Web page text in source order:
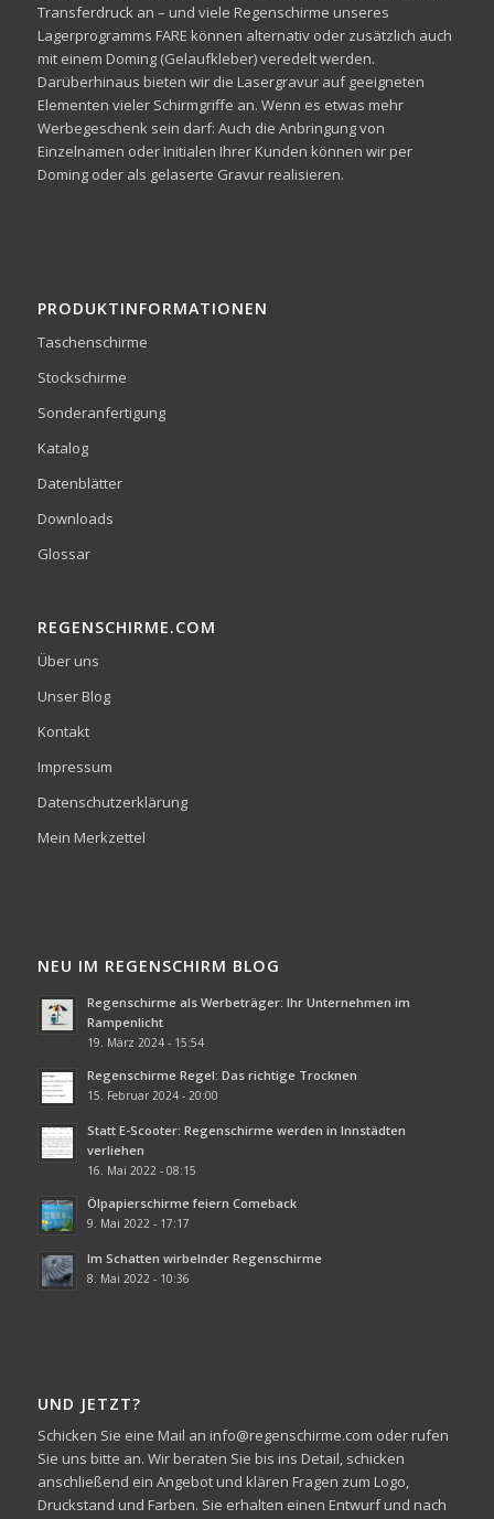
Transferdruck an – und viele Regenschirme unseres
Lagerprogramms FARE können alternativ oder zusätzlich auch
mit einem Doming (Gelaufkleber) veredelt werden.
Darüberhinaus bieten wir die Lasergravur auf geeigneten
Elementen vieler Schirmgriffe an. Wenn es etwas mehr
Werbegeschenk sein darf: Auch die Anbringung von
Einzelnamen oder Initialen Ihrer Kunden können wir per
Doming oder als gelaserte Gravur realisieren.
PRODUKTINFORMATIONEN
Taschenschirme
Stockschirme
Sonderanfertigung
Katalog
Datenblätter
Downloads
Glossar
REGENSCHIRME.COM
Über uns
Unser Blog
Kontakt
Impressum
Datenschutzerklärung
Mein Merkzettel
NEU IM REGENSCHIRM BLOG
Regenschirme als Werbeträger: Ihr Unternehmen im
Rampenlicht
19. März 2024 - 15:54
Regenschirme Regel: Das richtige Trocknen
15. Februar 2024 - 20:00
Statt E-Scooter: Regenschirme werden in Innstädten
verliehen
16. Mai 2022 - 08:15
Ölpapierschirme feiern Comeback
9. Mai 2022 - 17:17
Im Schatten wirbelnder Regenschirme
8. Mai 2022 - 10:36
UND JETZT?
Schicken Sie eine Mail an info@regenschirme.com oder rufen
Sie uns bitte an. Wir beraten Sie bis ins Detail, schicken
anschließend ein Angebot und klären Fragen zum Logo,
Druckstand und Farben. Sie erhalten einen Entwurf und nach